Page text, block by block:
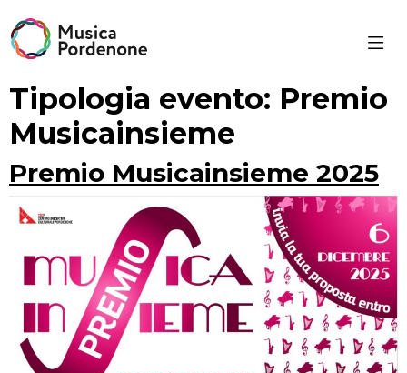
to
content
Tipologia evento: Premio
Musicainsieme
Premio Musicainsieme 2025